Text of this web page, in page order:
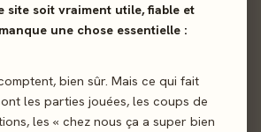
site soit vraiment utile, fiable et
une chose essentielle :
bien sûr. Mais ce qui fait
les parties jouées, les coups de
les « chez nous ça a super bien
- SIRET 510 909 80700032
des Pardiaux, 63000 Clermont-
et principe :